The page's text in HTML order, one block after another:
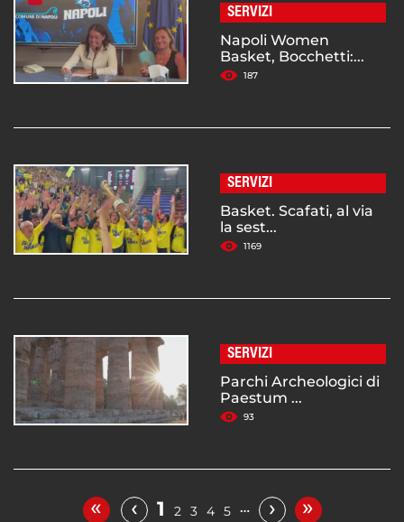
SERVIZI
Napoli Women
Basket, Bocchetti:...
187
SERVIZI
Basket. Scafati, al via
la sest...
1169
SERVIZI
Parchi Archeologici di
Paestum ...
93
« ‹ 1 2 3 4 5 … › »